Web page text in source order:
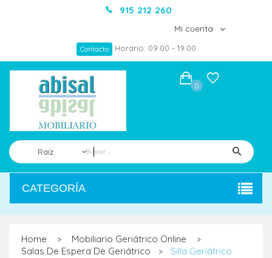
915 212 260
Mi cuenta
Contacto Horario: 09:00 - 19:00
Raíz
0
CATEGORÍA
Home > Mobiliario Geriátrico Online >
Salas De Espera De Geriátrico > Silla Geriátrico